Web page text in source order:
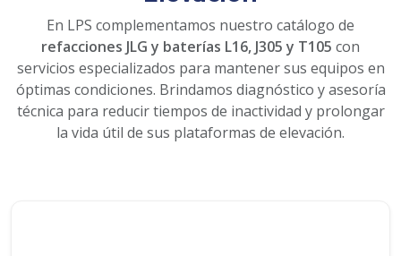
En LPS complementamos nuestro catálogo de
refacciones JLG y baterías L16, J305 y T105 con
servicios especializados para mantener sus equipos en
óptimas condiciones. Brindamos diagnóstico y asesoría
técnica para reducir tiempos de inactividad y prolongar
la vida útil de sus plataformas de elevación.